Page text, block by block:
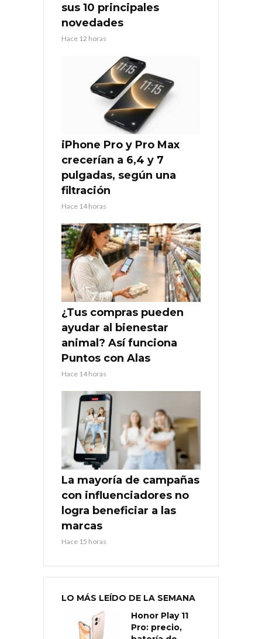
sus 10 principales
novedades
Hace 12 horas
iPhone Pro y Pro Max
crecerían a 6,4 y 7
pulgadas, según una
filtración
Hace 14 horas
¿Tus compras pueden
ayudar al bienestar
animal? Así funciona
Puntos con Alas
Hace 14 horas
La mayoría de campañas
con influenciadores no
logra beneficiar a las
marcas
Hace 15 horas
LO MÁS LEÍDO DE LA SEMANA
Honor Play 11
Pro: precio,